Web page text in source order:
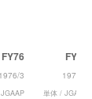
FY76
1976/3
FY77
1977/3
単体 / JGAAP